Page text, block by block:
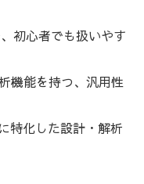
初心者でも扱いやす
機能を持つ、汎用性
化した設計・解析